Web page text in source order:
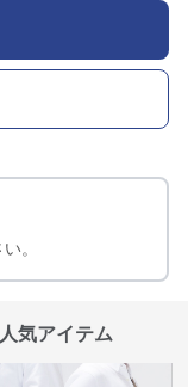
。
気アイテム